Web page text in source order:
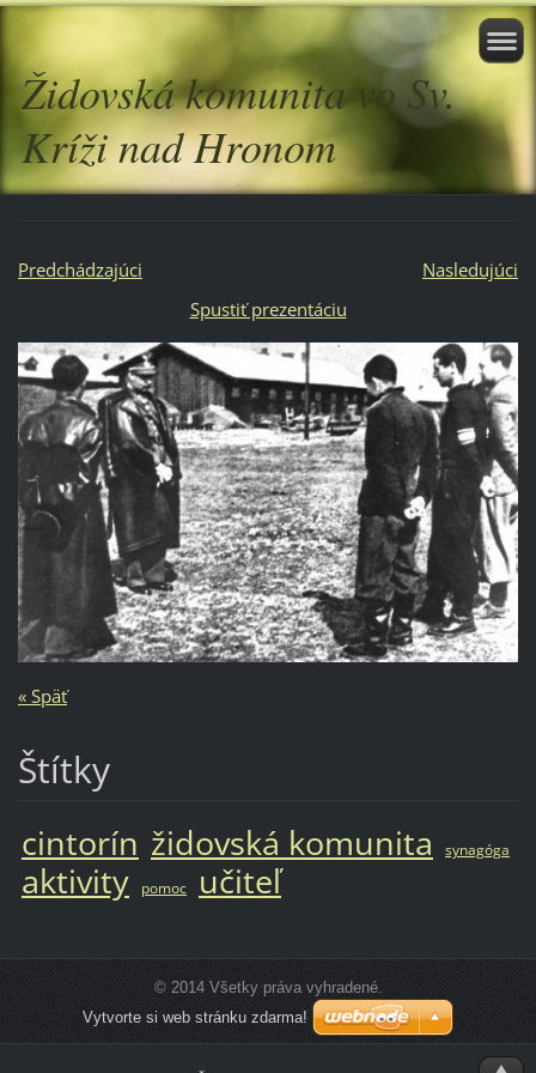
Židovská komunita vo Sv.
Kríži nad Hronom
Predchádzajúci
Nasledujúci
Spustiť prezentáciu
« Späť
Štítky
cintorín židovská komunita synagóga
aktivity pomoc učiteľ
© 2014 Všetky práva vyhradené.
Vytvorte si web stránku zdarma!